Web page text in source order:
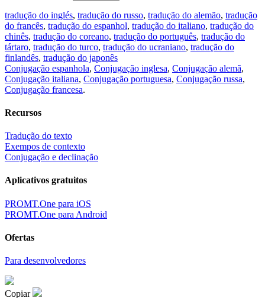
tradução do inglés, tradução do russo, tradução do alemão, tradução
do francês, tradução do espanhol, tradução do italiano, tradução do
chinês, tradução do coreano, tradução do português, tradução do
tártaro, tradução do turco, tradução do ucraniano, tradução do
finlandês, tradução do japonês
Conjugação espanhola, Conjugação inglesa, Conjugação alemã,
Conjugação italiana, Conjugação portuguesa, Conjugação russa,
Conjugação francesa.
Recursos
Tradução do texto
Exempos de contexto
Conjugação e declinação
Aplicativos gratuitos
PROMT.One para iOS
PROMT.One para Android
Ofertas
Para desenvolvedores
Copiar